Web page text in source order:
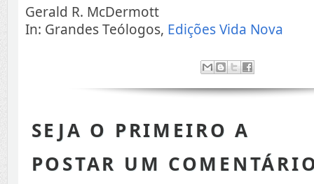
Gerald R. McDermott
In: Grandes Teólogos, Edições Vida Nova
SEJA O PRIMEIRO A
POSTAR UM